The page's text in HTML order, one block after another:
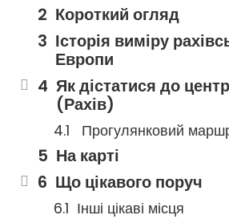
Короткий огляд
Історія виміру
Европи
Як дістатися до
(Рахів)
Прогулянковий
На карті
Що цікавого поруч
Інші цікаві місця